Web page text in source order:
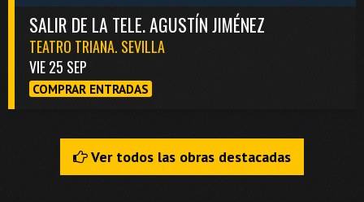
SALIR DE LA TELE. AGUSTÍN JIMÉNEZ
TEATRO TRIANA. SEVILLA
VIE 25 SEP
COMPRAR ENTRADAS
Ver todos las obras destacadas